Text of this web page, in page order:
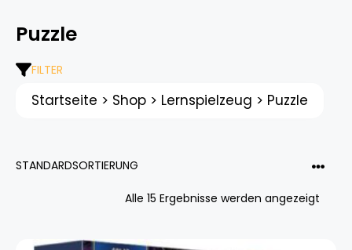
Puzzle
FILTER
Startseite > Shop > Lernspielzeug > Puzzle
Alle 15 Ergebnisse werden angezeigt